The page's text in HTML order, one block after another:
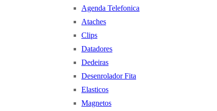
Agenda Telefonica
Ataches
Clips
Datadores
Dedeiras
Desenrolador Fita
Elasticos
Magnetos